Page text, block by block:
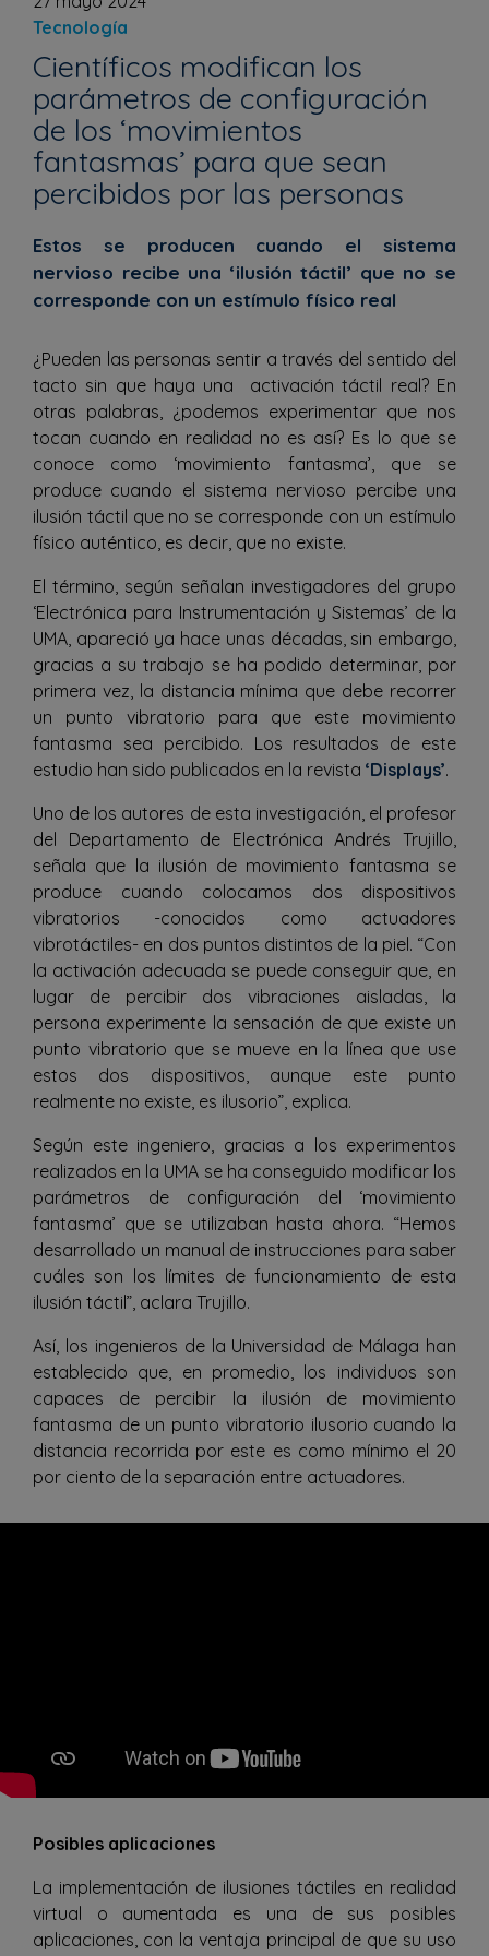
Tecnología
Científicos modifican los
parámetros de configuración
de los ‘movimientos
fantasmas’ para que sean
percibidos por las personas
Estos se producen cuando el sistema
nervioso recibe una ‘ilusión táctil’ que no se
corresponde con un estímulo físico real
¿Pueden las personas sentir a través del sentido del
tacto sin que haya una activación táctil real? En
otras palabras, ¿podemos experimentar que nos
tocan cuando en realidad no es así? Es lo que se
conoce como ‘movimiento fantasma’, que se
produce cuando el sistema nervioso percibe una
ilusión táctil que no se corresponde con un estímulo
físico auténtico, es decir, que no existe.
El término, según señalan investigadores del grupo
‘Electrónica para Instrumentación y Sistemas’ de la
UMA, apareció ya hace unas décadas, sin embargo,
gracias a su trabajo se ha podido determinar, por
primera vez, la distancia mínima que debe recorrer
un punto vibratorio para que este movimiento
fantasma sea percibido. Los resultados de este
estudio han sido publicados en la revista ‘Displays’.
Uno de los autores de esta investigación, el profesor
del Departamento de Electrónica Andrés Trujillo,
señala que la ilusión de movimiento fantasma se
produce cuando colocamos dos dispositivos
vibratorios -conocidos como actuadores
vibrotáctiles- en dos puntos distintos de la piel. “Con
la activación adecuada se puede conseguir que, en
lugar de percibir dos vibraciones aisladas, la
persona experimente la sensación de que existe un
punto vibratorio que se mueve en la línea que use
estos dos dispositivos, aunque este punto
realmente no existe, es ilusorio”, explica.
Según este ingeniero, gracias a los experimentos
realizados en la UMA se ha conseguido modificar los
parámetros de configuración del ‘movimiento
fantasma’ que se utilizaban hasta ahora. “Hemos
desarrollado un manual de instrucciones para saber
cuáles son los límites de funcionamiento de esta
ilusión táctil”, aclara Trujillo.
Así, los ingenieros de la Universidad de Málaga han
establecido que, en promedio, los individuos son
capaces de percibir la ilusión de movimiento
fantasma de un punto vibratorio ilusorio cuando la
distancia recorrida por este es como mínimo el 20
por ciento de la separación entre actuadores.
Posibles aplicaciones
La implementación de ilusiones táctiles en realidad
virtual o aumentada es una de sus posibles
aplicaciones, con la ventaja principal de que su uso